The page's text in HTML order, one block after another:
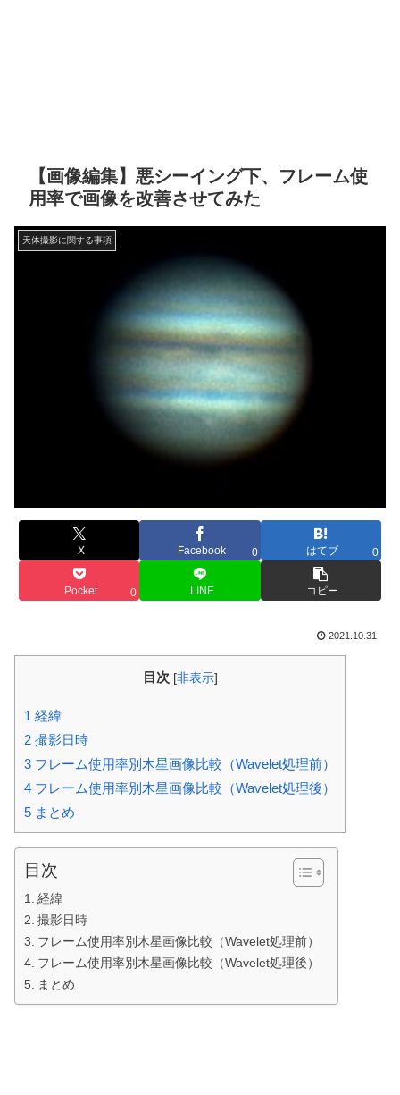
【画像編集】悪シーイング下、フレーム使
用率で画像を改善させてみた
天体撮影に関する事項
X Facebook 0 はてブ 0
Pocket 0 LINE コピー
2021.10.31
目次 [非表示]
1 経緯
2 撮影日時
3 フレーム使用率別木星画像比較（Wavelet処理前）
4 フレーム使用率別木星画像比較（Wavelet処理後）
5 まとめ
目次
経緯
撮影日時
フレーム使用率別木星画像比較（Wavelet処理前）
フレーム使用率別木星画像比較（Wavelet処理後）
まとめ